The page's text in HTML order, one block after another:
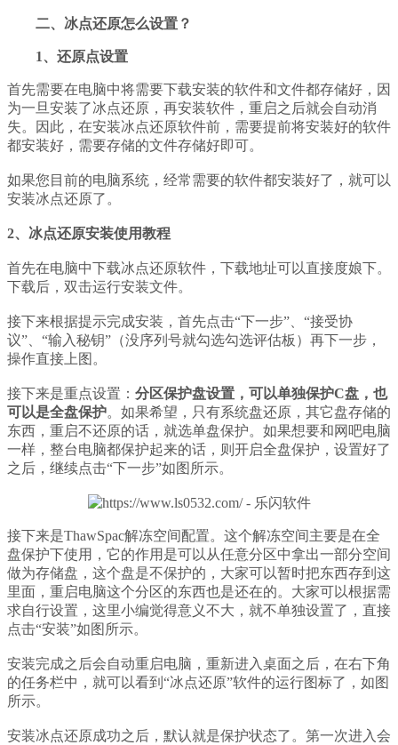
二、冰点还原怎么设置？
1、还原点设置
首先需要在电脑中将需要下载安装的软件和文件都存储好，因
为一旦安装了冰点还原，再安装软件，重启之后就会自动消
失。因此，在安装冰点还原软件前，需要提前将安装好的软件
都安装好，需要存储的文件存储好即可。
如果您目前的电脑系统，经常需要的软件都安装好了，就可以
安装冰点还原了。
2、冰点还原安装使用教程
首先在电脑中下载冰点还原软件，下载地址可以直接度娘下。
下载后，双击运行安装文件。
接下来根据提示完成安装，首先点击“下一步”、“接受协
议”、“输入秘钥”（没序列号就勾选勾选评估板）再下一步，
操作直接上图。
接下来是重点设置： 分区保护盘设置，可以单独保护C盘，也
可以是全盘保护。如果希望，只有系统盘还原，其它盘存储的
东西，重启不还原的话，就选单盘保护。如果想要和网吧电脑
一样，整台电脑都保护起来的话，则开启全盘保护，设置好了
之后，继续点击“下一步”如图所示。
接下来是ThawSpac解冻空间配置。这个解冻空间主要是在全
盘保护下使用，它的作用是可以从任意分区中拿出一部分空间
做为存储盘，这个盘是不保护的，大家可以暂时把东西存到这
里面，重启电脑这个分区的东西也是还在的。大家可以根据需
求自行设置，这里小编觉得意义不大，就不单独设置了，直接
点击“安装”如图所示。
安装完成之后会自动重启电脑，重新进入桌面之后，在右下角
的任务栏中，就可以看到“冰点还原”软件的运行图标了，如图
所示。
安装冰点还原成功之后，默认就是保护状态了。第一次进入会